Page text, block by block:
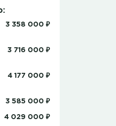
3 358 000 ₽
3 716 000 ₽
4 177 000 ₽
3 585 000 ₽
4 029 000 ₽